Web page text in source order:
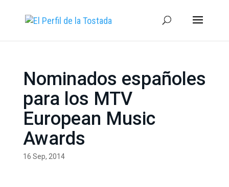
Nominados españoles
para los MTV
European Music
Awards
16 Sep, 2014